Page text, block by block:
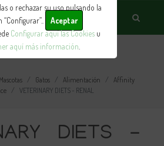
o rechazar su uso pulsando la
Aceptar
Configurar aquí las Cookies u
aquí más información
PRODUCTO
Mascotas Gatos Alimentación
Affinity
VETERINARY DIETS - RENAL
DIETS -